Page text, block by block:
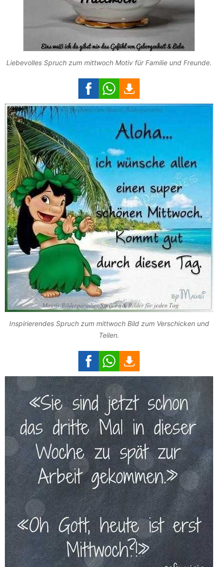
Liebevolles Spruch zum mittwoch Motiv für Familie und Freunde.
Inspirierendes Spruch zum mittwoch Bild zum Verschicken und
Teilen.